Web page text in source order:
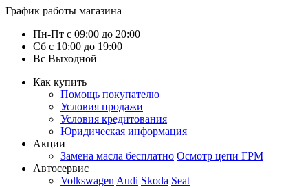
График работы магазина
Пн-Пт с 09:00 до 20:00
Сб с 10:00 до 19:00
Вс Выходной
Как купить
Помощь покупателю
Условия продажи
Условия кредитования
Юридическая информация
Акции
Замена масла бесплатно Осмотр цепи ГРМ
Автосервис
Volkswagen Audi Skoda Seat